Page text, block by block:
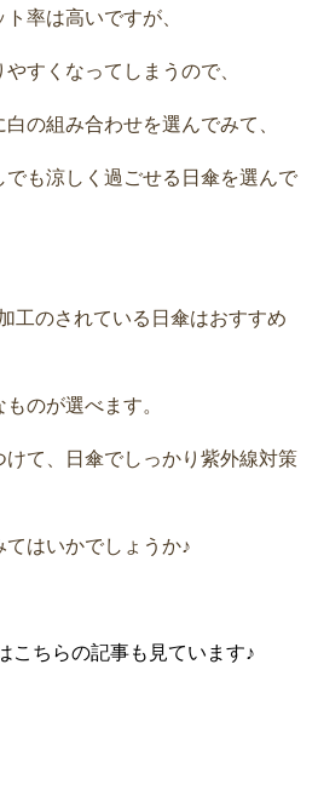
率は高いですが、
すくなってしまうので、
の組み合わせを選んでみて、
も涼しく過ごせる日傘を選んで
工のされている日傘はおすすめ
のが選べます。
て、日傘でしっかり紫外線対策
はいかでしょうか♪
こちらの記事も見ています♪